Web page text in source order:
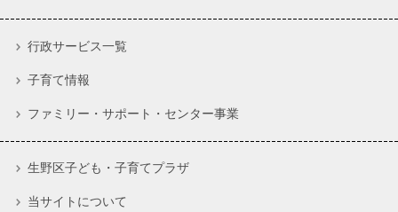
行政サービス一覧
子育て情報
ファミリー・サポート・センター事業
生野区子ども・子育てプラザ
当サイトについて